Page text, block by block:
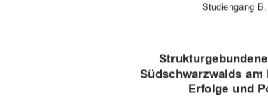
Studiengang
Südschwarzwalds am
Erfolge und